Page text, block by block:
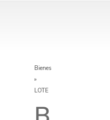
Bienes
»
LOTE